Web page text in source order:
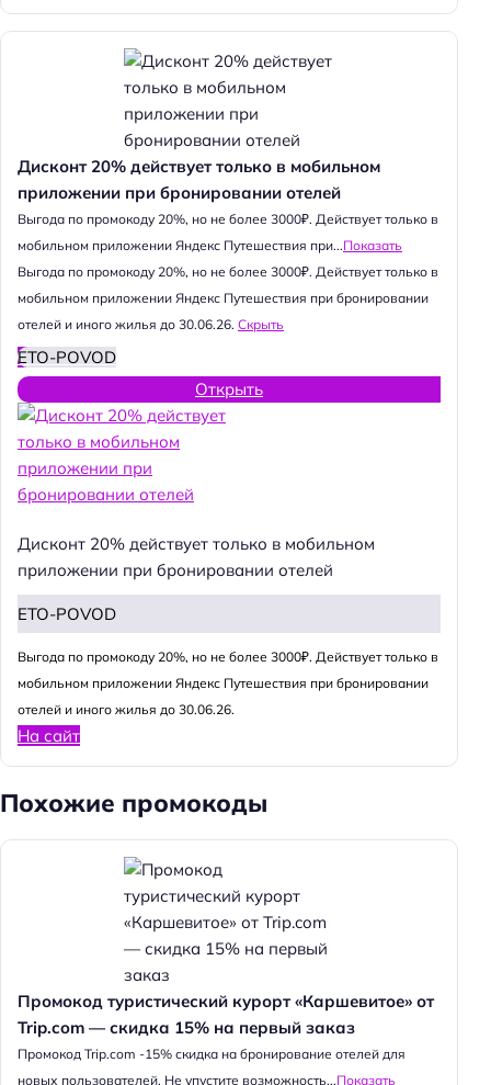
Дисконт 20% действует только в мобильном
приложении при бронировании отелей
Выгода по промокоду 20%, но не более 3000₽. Действует только в
мобильном приложении Яндекс Путешествия при...Показать
Выгода по промокоду 20%, но не более 3000₽. Действует только в
мобильном приложении Яндекс Путешествия при бронировании
отелей и иного жилья до 30.06.26. Скрыть
ETO-POVOD
Открыть
Дисконт 20% действует только в мобильном
приложении при бронировании отелей
ETO-POVOD
Выгода по промокоду 20%, но не более 3000₽. Действует только в
мобильном приложении Яндекс Путешествия при бронировании
отелей и иного жилья до 30.06.26.
На сайт
Похожие промокоды
Промокод туристический курорт «Каршевитое» от
Trip.com — скидка 15% на первый заказ
Промокод Trip.com -15% скидка на бронирование отелей для
новых пользователей. Не упустите возможность...Показать